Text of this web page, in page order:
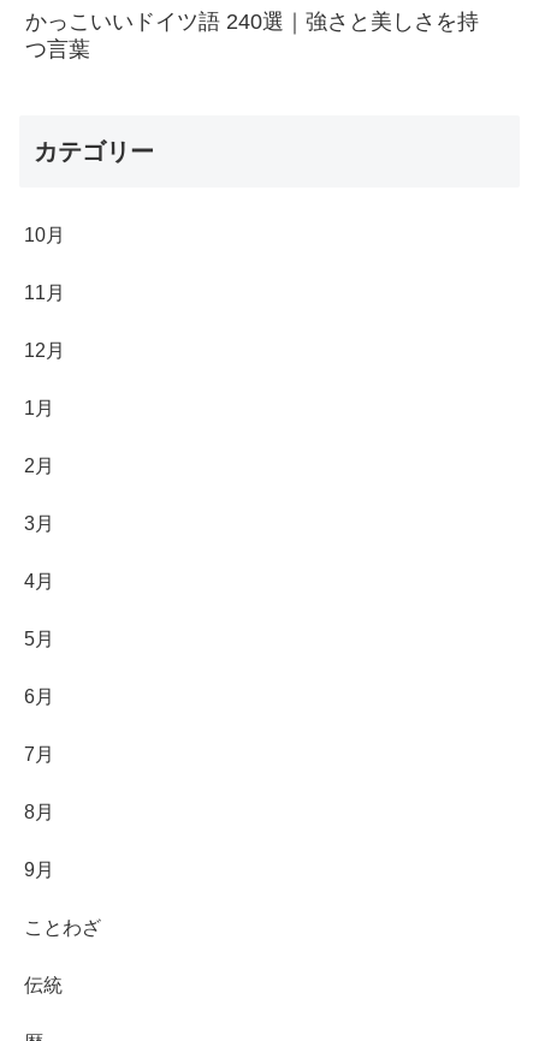
かっこいいドイツ語 240選｜強さと美しさを持
つ言葉
カテゴリー
10月
11月
12月
1月
2月
3月
4月
5月
6月
7月
8月
9月
ことわざ
伝統